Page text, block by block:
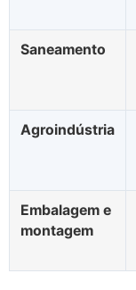
Saneamento
Agroindústria
Embalagem e
montagem